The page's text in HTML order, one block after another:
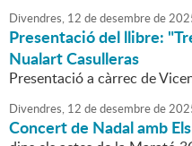
Divendres, 12 dedesembrede
Presentació del llibre:
Nualart Casulleras
Presentació a càrrec de
Divendres, 12 dedesembrede
Concert de Nadal amb